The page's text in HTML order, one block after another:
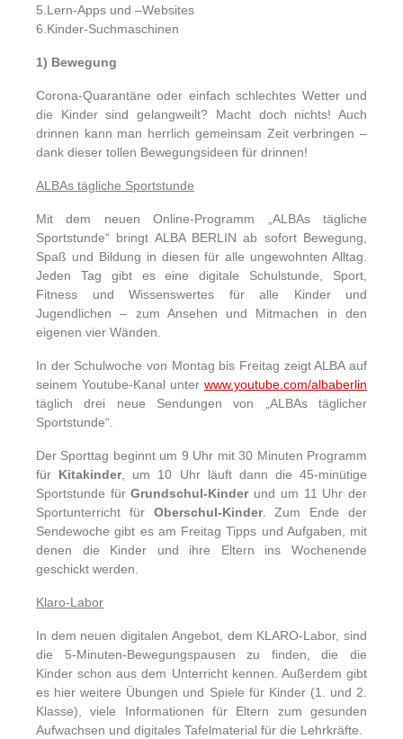
5.Lern-Apps und –Websites
6.Kinder-Suchmaschinen
1) Bewegung
Corona-Quarantäne oder einfach schlechtes Wetter und
die Kinder sind gelangweilt? Macht doch nichts! Auch
drinnen kann man herrlich gemeinsam Zeit verbringen –
dank dieser tollen Bewegungsideen für drinnen!
ALBAs tägliche Sportstunde
Mit dem neuen Online-Programm „ALBAs tägliche
Sportstunde“ bringt ALBA BERLIN ab sofort Bewegung,
Spaß und Bildung in diesen für alle ungewohnten Alltag.
Jeden Tag gibt es eine digitale Schulstunde, Sport,
Fitness und Wissenswertes für alle Kinder und
Jugendlichen – zum Ansehen und Mitmachen in den
eigenen vier Wänden.
In der Schulwoche von Montag bis Freitag zeigt ALBA auf
seinem Youtube-Kanal unter www.youtube.com/albaberlin
täglich drei neue Sendungen von „ALBAs täglicher
Sportstunde“.
Der Sporttag beginnt um 9 Uhr mit 30 Minuten Programm
für Kitakinder, um 10 Uhr läuft dann die 45-minütige
Sportstunde fürGrundschul-Kinderund um 11 Uhr der
Sportunterricht für Oberschul-Kinder. Zum Ende der
Sendewoche gibt es am Freitag Tipps und Aufgaben, mit
denen die Kinder und ihre Eltern ins Wochenende
geschickt werden.
Klaro-Labor
In dem neuen digitalen Angebot, dem KLARO-Labor, sind
die 5-Minuten-Bewegungspausen zu finden, die die
Kinder schon aus dem Unterricht kennen. Außerdem gibt
es hier weitere Übungen und Spiele für Kinder (1. und 2.
Klasse), viele Informationen für Eltern zum gesunden
Aufwachsen und digitales Tafelmaterial für die Lehrkräfte.